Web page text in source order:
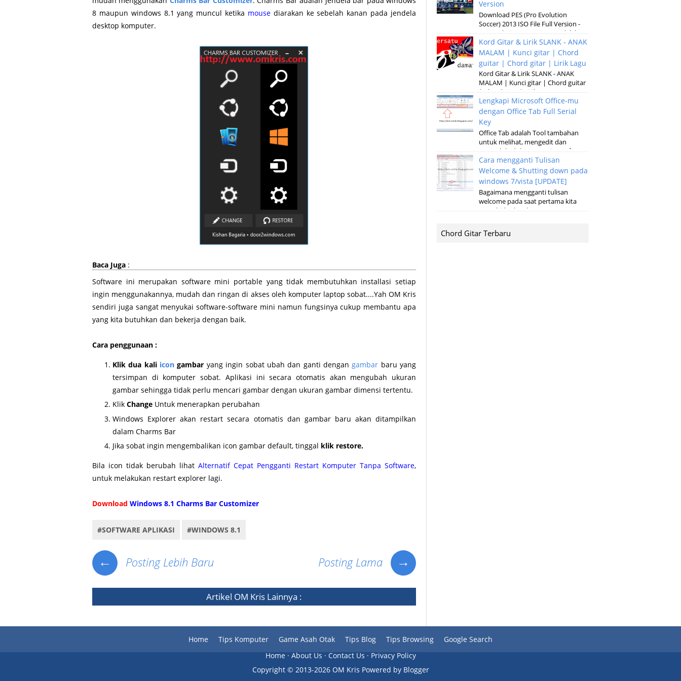
8 maupun windows 8.1 yang muncul ketika mouse diarakan ke sebelah kanan pada jendela
desktop komputer.
Baca Juga :
Software ini merupakan software mini portable yang tidak membutuhkan installasi setiap
ingin menggunakannya, mudah dan ringan di akses oleh komputer laptop sobat....Yah OM Kris
sendiri juga sangat menyukai software-software mini namun fungsinya cukup membantu apa
yang kita butuhkan dan bekerja dengan baik.
Cara penggunaan :
Klik dua kali icon gambar yang ingin sobat ubah dan ganti dengan gambar baru yang
tersimpan di komputer sobat. Aplikasi ini secara otomatis akan mengubah ukuran
gambar sehingga tidak perlu mencari gambar dengan ukuran gambar dimensi tertentu.
Klik Change Untuk menerapkan perubahan
Windows Explorer akan restart secara otomatis dan gambar baru akan ditampilkan
dalam Charms Bar
Jika sobat ingin mengembalikan icon gambar default, tinggal klik restore.
Bila icon tidak berubah lihat Alternatif Cepat Pengganti Restart Komputer Tanpa Software,
untuk melakukan restart explorer lagi.
Download Windows 8.1 Charms Bar Customizer
#SOFTWARE APLIKASI #WINDOWS 8.1
← Posting Lebih Baru Posting Lama →
Artikel OM Kris Lainnya :
Version
Download PES (Pro Evolution
Soccer) 2013 ISO File Full Version -
Pro Evolution Soccer 2013 adalah
versi terbaru dari permainan
pertandinga...
Kord Gitar & Lirik SLANK - ANAK
MALAM | Kunci gitar | Chord
guitar | Chord gitar | Lirik Lagu
Kord Gitar & Lirik SLANK - ANAK
MALAM | Kunci gitar | Chord guitar
| Chord gitar | Lirik Lagu G D Em
Kubaru keluar malam Setelah sun...
Lengkapi Microsoft Office-mu
dengan Office Tab Full Serial
Key
Office Tab adalah Tool tambahan
untuk melihat, mengedit dan
mengelola dokumen, Microsoft
Office baik pada microsoft Word,
Excel, Powerpoint...
Cara mengganti Tulisan
Welcome & Shutting down pada
windows 7/vista [UPDATE]
Bagaimana mengganti tulisan
welcome pada saat pertama kita
menghidupkan laptop atau
shuting down pada saat k...
Chord Gitar Terbaru
Home Tips Komputer Game Asah Otak Tips Blog Tips Browsing
Google Search
Home· About Us · Contact Us · Privacy Policy
Copyright © 2013-2026 OM Kris Powered by Blogger